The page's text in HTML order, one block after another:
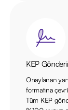
KEP
Onaylanan
formatına
Tüm KEP